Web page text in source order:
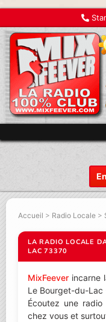
Accueil > Radio Locale >
LA RADIO LOCALE
LAC 73370
MixFeever incarne
Le Bourget-du-Lac
Écoutez une
chez vous et